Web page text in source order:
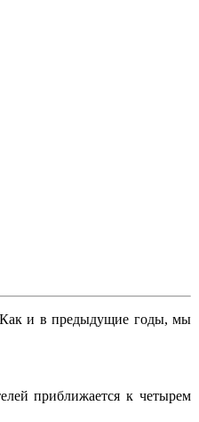
Как и в предыдущие годы, мы
приближается к четырем